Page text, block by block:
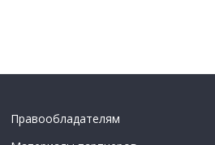
Правообладателям